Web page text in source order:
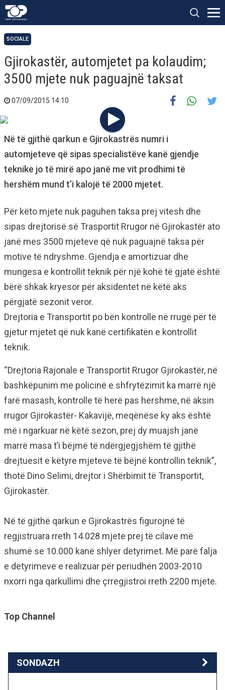
SOCIALE
Gjirokastër, automjetet pa kolaudim;
3500 mjete nuk paguajnë taksat
07/09/2015 14:10
Në të gjithë qarkun e Gjirokastrës numri i
automjeteve që sipas specialistëve kanë gjendje
teknike jo të mirë apo janë me vit prodhimi të
hershëm mund t’i kalojë të 2000 mjetet.
Për këto mjete nuk paguhen taksa prej vitesh dhe
sipas drejtorisë së Trasportit Rrugor në Gjirokastër ato
janë mes 3500 mjeteve që nuk paguajnë taksa për
motive të ndryshme. Gjendja e amortizuar dhe
mungesa e kontrollit teknik për një kohë të gjatë është
bërë shkak kryesor për aksidentet në këtë aks
përgjatë sezonit veror.
Drejtoria e Transportit po bën kontrolle në rrugë për të
gjetur mjetet që nuk kanë certifikatën e kontrollit
teknik.
“Drejtoria Rajonale e Transportit Rrugor Gjirokastër, në
bashkëpunim me policinë e shfrytëzimit ka marrë një
farë masash, kontrolle të herë pas hershme, në aksin
rrugor Gjirokastër- Kakavijë, meqënëse ky aks është
më i ngarkuar në këtë sezon, prej dy muajsh janë
marrë masa t’i bëjmë të ndërgjegjshëm të gjithë
drejtuesit e këtyre mjeteve të bëjnë kontrollin teknik”,
thotë Dino Selimi, drejtor i Shërbimit të Transportit,
Gjirokastër.
Në të gjithë qarkun e Gjirokastrës figurojnë të
regjistruara rreth 14.028 mjete prej të cilave më
shumë se 10.000 kanë shlyer detyrimet. Më parë falja
e detyrimeve e realizuar për periudhën 2003-2010
nxorri nga qarkullimi dhe çrregjistroi rreth 2200 mjete.
Top Channel
SONDAZH